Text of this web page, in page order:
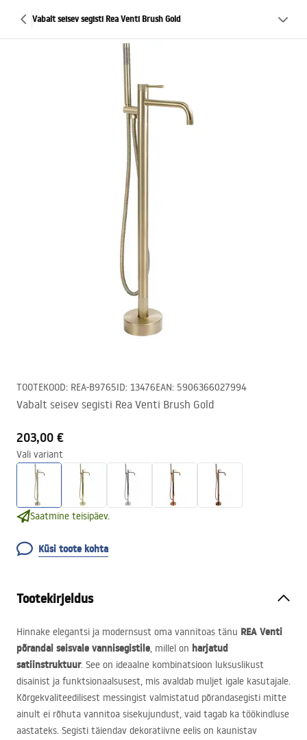
Vabalt seisev segisti Rea Venti Brush Gold
TOOTEKOOD: REA-B9765ID: 13476EAN: 5906366027994
Vabalt seisev segisti Rea Venti Brush Gold
203,00 €
Vali variant
Saatmine teisipäev.
Küsi toote kohta
Tootekirjeldus
Hinnake elegantsi ja modernsust oma vannitoas tänu REA Venti
põrandal seisvale vannisegistile, millel on harjatud
satiinstruktuur. See on ideaalne kombinatsioon luksuslikust
disainist ja funktsionaalsusest, mis avaldab muljet igale kasutajale.
Kõrgekvaliteedilisest messingist valmistatud põrandasegisti mitte
ainult ei rõhuta vannitoa sisekujundust, vaid tagab ka töökindluse
aastateks. Segisti täiendav dekoratiivne eelis on kaunistav